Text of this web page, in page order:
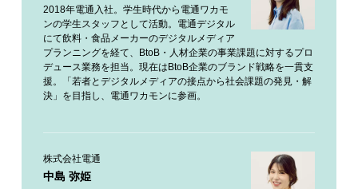
2018年電通入社。学生時代から電通ワカモ
ンの学生スタッフとして活動。電通デジタル
にて飲料・食品メーカーのデジタルメディア
プランニングを経て、BtoB・人材企業の事業課題に対するプロ
デュース業務を担当。現在はBtoB企業のブランド戦略を一貫支
援。「若者とデジタルメディアの接点から社会課題の発見・解
決」を目指し、電通ワカモンに参画。
株式会社電通
中島 弥姫